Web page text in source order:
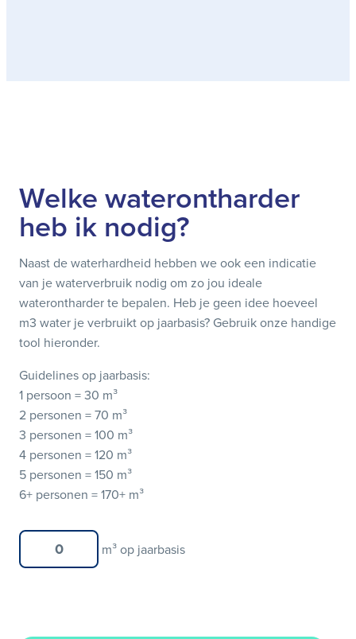
Welke waterontharder
heb ik nodig?
Naast de waterhardheid hebben we ook een indicatie
van je waterverbruik nodig om zo jou ideale
waterontharder te bepalen. Heb je geen idee hoeveel
m3 water je verbruikt op jaarbasis? Gebruik onze handige
tool hieronder.
Guidelines op jaarbasis:
1 persoon =30 m³
2 personen =70 m³
3 personen =100 m³
4 personen =120 m³
5 personen =150 m³
6+ personen =170+ m³
m³ op jaarbasis